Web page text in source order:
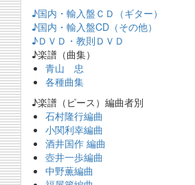
♪国内・輸入盤ＣＤ（ギター）
♪国内・輸入盤CD（その他）
♪ＤＶＤ・教則ＤＶＤ
♪楽譜（曲集）
青山 忠
各種曲集
♪楽譜（ピース）編曲者別
石村隆行編曲
小関利幸編曲
酒井国作 編曲
壺井一歩編曲
中野薫編曲